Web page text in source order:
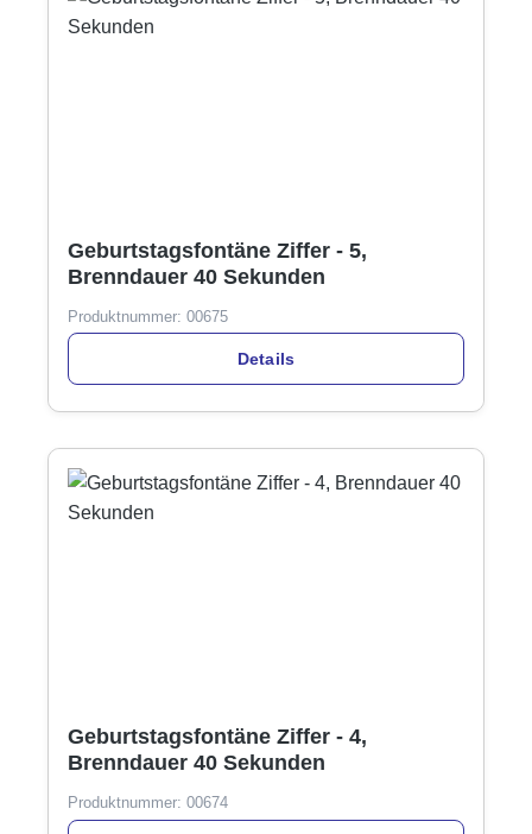
Geburtstagsfontäne Ziffer - 5,
Brenndauer 40 Sekunden
Produktnummer: 00675
Details
Geburtstagsfontäne Ziffer - 4,
Brenndauer 40 Sekunden
Produktnummer: 00674